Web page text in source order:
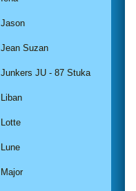
Jason
Jean Suzan
Junkers JU - 87 Stuka
Liban
Lotte
Lune
Major